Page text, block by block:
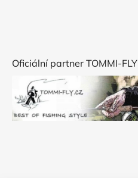
Oficiální partner TOMMI-FLY